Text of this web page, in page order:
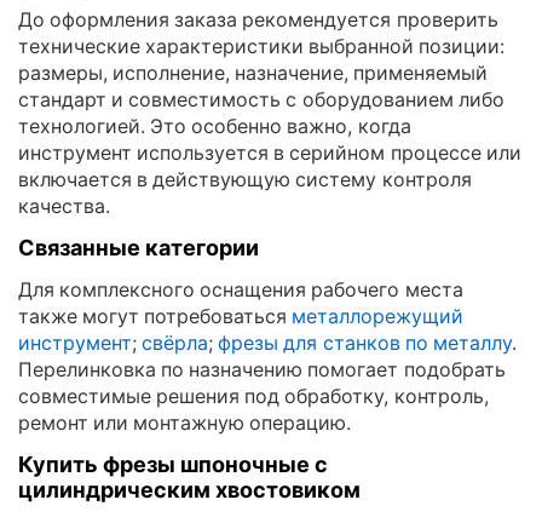
До оформления заказа рекомендуется проверить
технические характеристики выбранной позиции:
размеры, исполнение, назначение, применяемый
стандарт и совместимость с оборудованием либо
технологией. Это особенно важно, когда
инструмент используется в серийном процессе или
включается в действующую систему контроля
качества.
Связанные категории
Для комплексного оснащения рабочего места
также могут потребоваться металлорежущий
инструмент;свёрла;фрезы для станков по металлу.
Перелинковка по назначению помогает подобрать
совместимые решения под обработку, контроль,
ремонт или монтажную операцию.
Купить фрезы шпоночные с
цилиндрическим хвостовиком